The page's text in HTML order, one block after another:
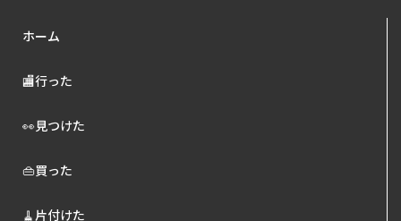
ホーム
🏬行った
👀見つけた
👜買った
🧹片付けた